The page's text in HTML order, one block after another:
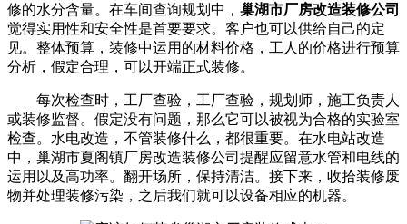
修的水分含量。在车间查询规划中， 巢湖市厂房改造装修公司
觉得实用性和安全性是首要要求。客户也可以供给自己的定
见。整体预算，装修中运用的材料价格，工人的价格进行预算
分析，假定合理，可以开端正式装修。
每次检查时，工厂查验，工厂查验，规划师，施工负责人
或装修监督。假定没有问题，那么它可以被视为合格的实验室
检查。水电改造，不管装修什么，都很重要。在水电站改造
中，巢湖市夏阁镇厂房改造装修公司提醒应留意水管和电线的
运用以及高功率。翻开场所，保持清洁。接下来，收拾装修废
物并处理装修污染，之后我们就可以设备相应的机器。